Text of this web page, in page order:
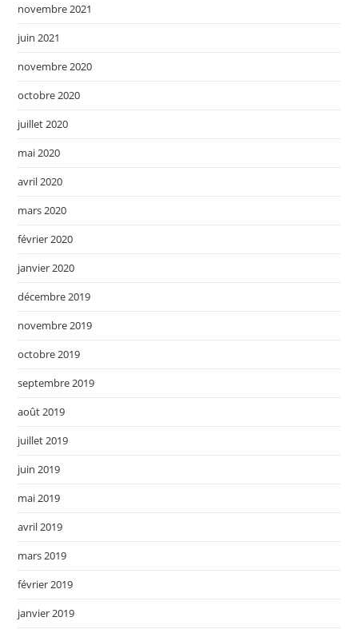
novembre 2021
juin 2021
novembre 2020
octobre 2020
juillet 2020
mai 2020
avril 2020
mars 2020
février 2020
janvier 2020
décembre 2019
novembre 2019
octobre 2019
septembre 2019
août 2019
juillet 2019
juin 2019
mai 2019
avril 2019
mars 2019
février 2019
janvier 2019